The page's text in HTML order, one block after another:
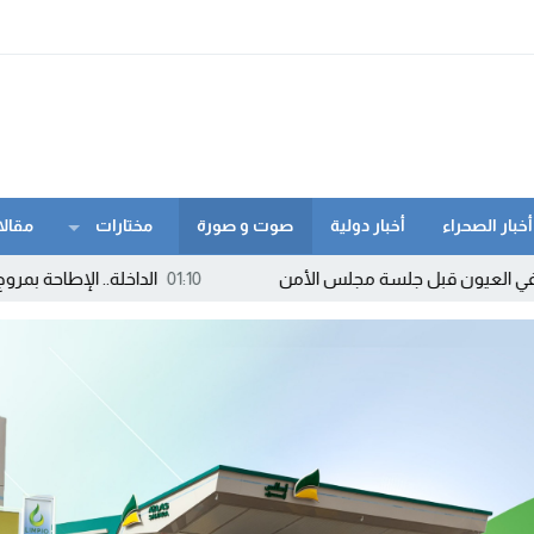
أخبار الصحراء أخبار دولية صوت و صورة مختارات
01:10 الداخلة.. الإطاحة بمروج “ماء قبل جلسة مجلس الأمن